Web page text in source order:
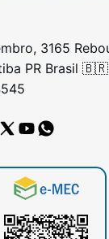
3165
PR Brasil 🇧🇷